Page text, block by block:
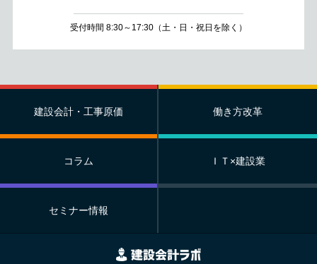
受付時間 8:30～17:30 （土・日・祝日を除く）
建設会計・工事原価 働き方改革
コラム ＩＴ×建設業
セミナー情報